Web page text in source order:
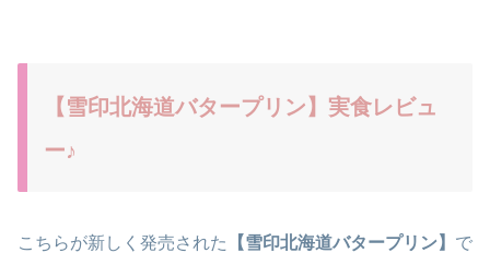
【雪印北海道バタープリン】実食レビュ
ー♪
こちらが新しく発売された 【雪印北海道バタープリン】 で